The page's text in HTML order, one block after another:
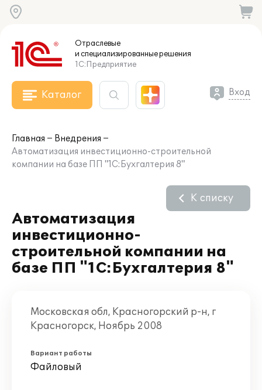
Отраслевые
и специализированныерешения
1С:Предприятие
Каталог Вход
Главная
Внедрения
Автоматизация инвестиционно-строительной
компании на базе ПП "1С:Бухгалтерия 8"
Автоматизация
инвестиционно-
строительной компании на
базе ПП "1С:Бухгалтерия 8"
К списку
Московская обл, Красногорский р-н, г
Красногорск, Ноябрь 2008
Вариант работы
Файловый